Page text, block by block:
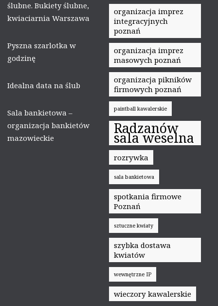
ślubne. Bukiety ślubne,
kwiaciarnia Warszawa
Pyszna szarlotka w
godzinę
Idealna data na ślub
Sala bankietowa –
organizacja bankietów
mazowieckie
organizacja imprez
integracyjnych
poznań
organizacja imprez
masowych poznań
organizacja pikników
firmowych poznań
paintball kawalerskie
Radzanów
sala weselna
rozrywka
sala bankietowa
spotkania firmowe
Poznań
sztuczne kwiaty
szybka dostawa
kwiatów
wewnętrzne IP
wieczory kawalerskie